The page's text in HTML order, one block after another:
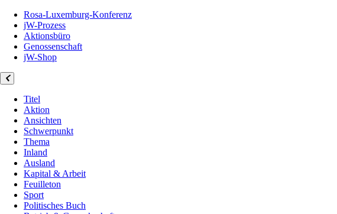
Rosa-Luxemburg-Konferenz
jW-Prozess
Aktionsbüro
Genossenschaft
jW-Shop
Titel
Aktion
Ansichten
Schwerpunkt
Thema
Inland
Ausland
Kapital & Arbeit
Feuilleton
Sport
Politisches Buch